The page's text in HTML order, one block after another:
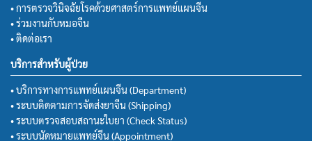
• การตรวจวินิจฉัยโรคด้วยศาสตร์การแพทย์แผนจีน
• ร่วมงานกับหมอจีน
• ติดต่อเรา
บริการสำหรับผู้ป่วย
• บริการทางการแพทย์แผนจีน (Department)
• ระบบติดตามการจัดส่งยาจีน (Shipping)
• ระบบตรวจสอบสถานะใบยา (Check Status)
• ระบบนัดหมายแพทย์จีน (Appointment)